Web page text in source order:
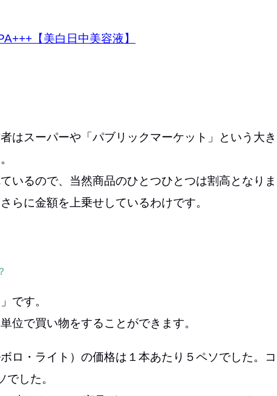
【美白日中美容液】
はスーパーや「パブリックマーケット」という大き
いるので、当然商品のひとつひとつは割高となりま
らに金額を上乗せしているわけです。
です。
位で買い物をすることができます。
ロ・ライト）の価格は１本あたり５ペソでした。コ
した。